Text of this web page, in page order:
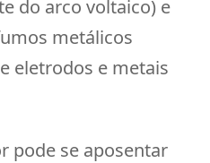
do arco voltaico) e
metálicos
eletrodos e metais
pode se aposentar